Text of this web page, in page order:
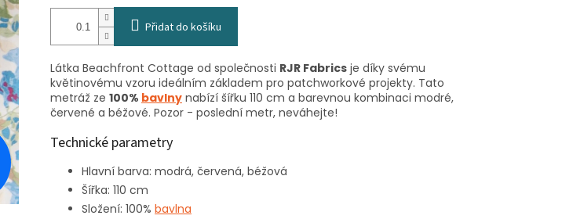
Přidat do košíku
Látka Beachfront Cottage od společnosti RJR Fabrics je díky svému
květinovému vzoru ideálním základem pro patchworkové projekty. Tato
metráž ze 100% bavlny nabízí šířku 110 cm a barevnou kombinaci modré,
červené a béžové. Pozor - poslední metr, neváhejte!
Technické parametry
Hlavní barva: modrá, červená, béžová
Šířka: 110 cm
Složení: 100% bavlna